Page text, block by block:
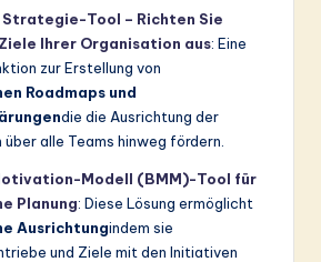
Strategie-Tool – Richten Sie
Ihrer Organisation aus: Eine
zur Erstellung von
Roadmaps und
die die Ausrichtung der
alle Teams hinweg fördern.
Modell (BMM)-Tool für
Planung: Diese Lösung ermöglicht
Ausrichtungindem sie
und Ziele mit den Initiativen